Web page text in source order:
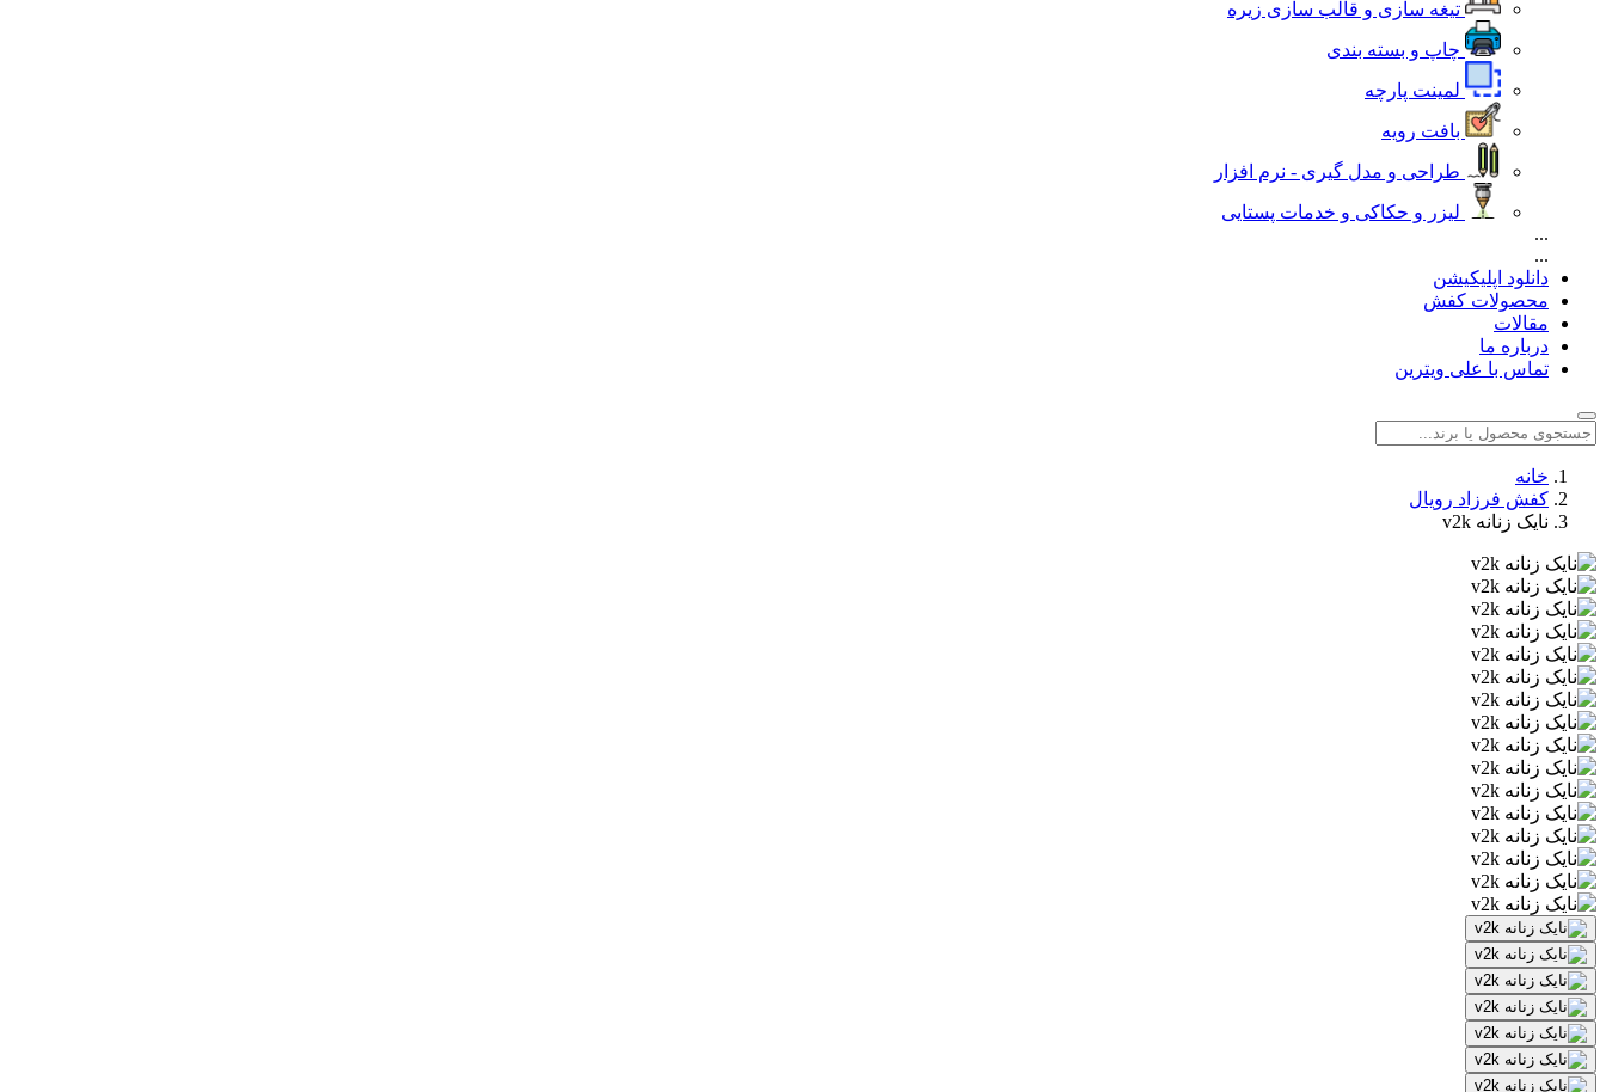
تیغه سازی و قالب سازی زیره
چاپ و بسته بندی
لمینت پارچه
بافت رویه
طراحی و مدل گیری - نرم افزار
لیزر و حکاکی و خدمات پستایی
...
...
دانلود اپلیکیشن
محصولات کفش
مقالات
درباره ما
تماس با علی ویترین
خانه
کفش فرزاد رویال
نایک زنانه v2k